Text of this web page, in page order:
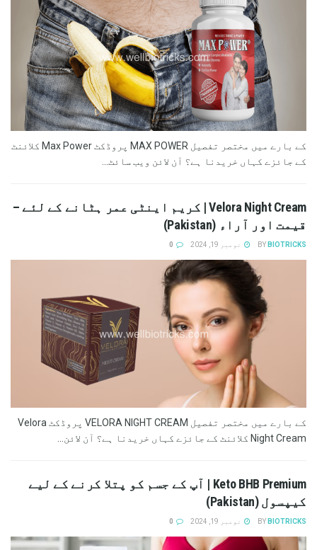
کے بارے میں مختصر تفصیل MAX POWER پروڈکٹ Max Power کلائنٹ
کے جائزے کہاں خریدنا ہے؟ آن لائن ویب سائٹ...
Velora Night Cream | کریم اینٹی عمر ہٹانے کے لئے –
قیمت اور آراء (Pakistan)
BY BIOTRICKS نومبر 19, 2024
کے بارے میں مختصر تفصیل VELORA NIGHT CREAM پروڈکٹ Velora
Night Cream کلائنٹ کے جائزے کہاں خریدنا ہے؟ آن لائن...
Keto BHB Premium | آپ کے جسم کو پتلا کرنے کے لیے
کیپسول (Pakistan)
BY BIOTRICKS نومبر 19, 2024